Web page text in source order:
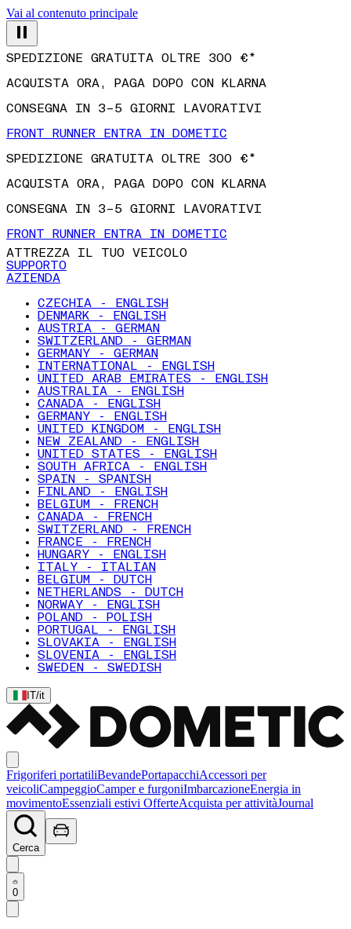
Vai al contenuto principale
SPEDIZIONE GRATUITA OLTRE 300 €*
ACQUISTA ORA, PAGA DOPO CON KLARNA
CONSEGNA IN 3–5 GIORNI LAVORATIVI
FRONT RUNNER ENTRA IN DOMETIC
SPEDIZIONE GRATUITA OLTRE 300 €*
ACQUISTA ORA, PAGA DOPO CON KLARNA
CONSEGNA IN 3–5 GIORNI LAVORATIVI
FRONT RUNNER ENTRA IN DOMETIC
ATTREZZA IL TUO VEICOLO
SUPPORTO
AZIENDA
CZECHIA - ENGLISH
DENMARK - ENGLISH
AUSTRIA - GERMAN
SWITZERLAND - GERMAN
GERMANY - GERMAN
INTERNATIONAL - ENGLISH
UNITED ARAB EMIRATES - ENGLISH
AUSTRALIA - ENGLISH
CANADA - ENGLISH
GERMANY - ENGLISH
UNITED KINGDOM - ENGLISH
NEW ZEALAND - ENGLISH
UNITED STATES - ENGLISH
SOUTH AFRICA - ENGLISH
SPAIN - SPANISH
FINLAND - ENGLISH
BELGIUM - FRENCH
CANADA - FRENCH
SWITZERLAND - FRENCH
FRANCE - FRENCH
HUNGARY - ENGLISH
ITALY - ITALIAN
BELGIUM - DUTCH
NETHERLANDS - DUTCH
NORWAY - ENGLISH
POLAND - POLISH
PORTUGAL - ENGLISH
SLOVAKIA - ENGLISH
SLOVENIA - ENGLISH
SWEDEN - SWEDISH
IT/it
Frigoriferi portatiliBevandePortapacchiAccessori per
veicoliCampeggioCamper e furgoniImbarcazioneEnergia in
movimentoEssenziali estivi OfferteAcquista per attivitàJournal
Cerca
0